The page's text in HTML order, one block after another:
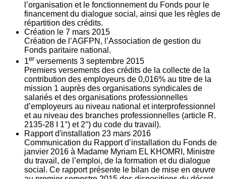
l’organisation et le fonctionnement du Fonds pour le
financement du dialogue social, ainsi que les règles de
répartition des crédits.
Création le 7 mars 2015
Création de l’AGFPN, l’Association de gestion du
Fonds paritaire national.
1er versements 3 septembre 2015
Premiers versements des crédits de la collecte de la
contribution des employeurs de 0,016% au titre de la
mission 1 auprès des organisations syndicales de
salariés et des organisations professionnelles
d’employeurs au niveau national et interprofessionnel
et au niveau des branches professionnelles (article R.
2135‐28 I 1°) et 2°) du code du travail).
Rapport d'installation 23 mars 2016
Communication du Rapport d’installation du Fonds de
janvier 2016 à Madame Myriam EL KHOMRI, Ministre
du travail, de l’emploi, de la formation et du dialogue
social. Ce rapport présente le bilan de mise en œuvre